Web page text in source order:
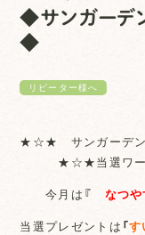
◆サンガーデ
◆
リピーター様へ
★☆★ サンガーデ
★☆★当選
今月は 『 なつ
当選プレゼントは 「す